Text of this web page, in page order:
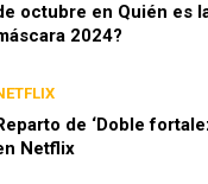
octubre en Quién es
2024?
de ‘Doble
Netflix